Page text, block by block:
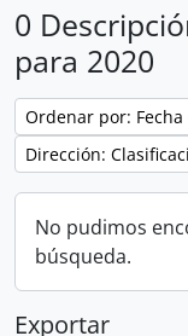
0
para 2020
Ordenar por:
Dirección:
No pudimos
búsqueda.
Exportar